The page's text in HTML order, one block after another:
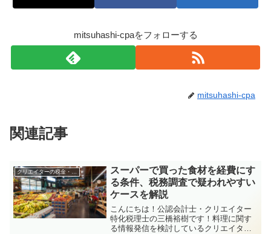
mitsuhashi-cpaをフォローする
mitsuhashi-cpa
関連記事
クリエイターの税金・申告関係
スーパーで買った食材を経費にす
る条件、税務調査で疑われやすい
ケースを解説
こんにちは！公認会計士・クリエイター
特化税理士の三橋裕樹です！料理に関す
る情報発信を検討しているクリエイター